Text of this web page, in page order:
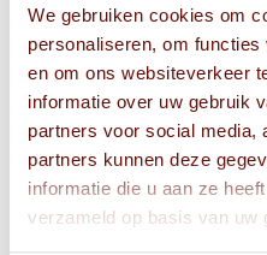
We gebruiken cookies om
personaliseren, om
en om ons websiteverkeer
informatie over uw gebruik
partners voor social media,
partners kunnen deze
informatie die u aan ze
verzameld op basis van uw